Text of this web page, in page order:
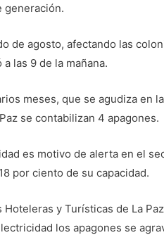
generación.
de agosto, afectando las
las 9 de la mañana.
meses, que se agudiza en
se contabilizan 4 apagones.
es motivo de alerta en el
por ciento de su capacidad.
y Turísticas de La
los apagones se